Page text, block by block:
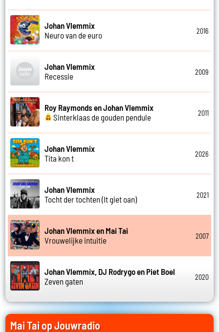
Johan Vlemmix
Neuro van de euro
2016
Johan Vlemmix
Recessie
2009
Roy Raymonds en Johan Vlemmix
Sinterklaas de gouden pendule
2011
Johan Vlemmix
Tita kon t
2026
Johan Vlemmix
Tocht der tochten (It giet oan)
2021
Johan Vlemmix en Mai Tai
Vrouwelijke intuitie
2007
Johan Vlemmix, DJ Rodrygo en Piet Boel
Zeven gaten
2020
Mai Tai op Jouwradio